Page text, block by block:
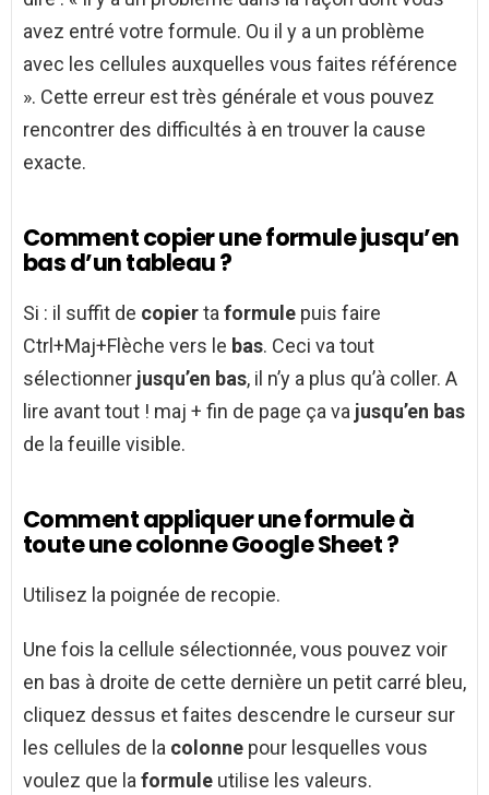
avez entré votre formule. Ou il y a un problème
avec les cellules auxquelles vous faites référence
». Cette erreur est très générale et vous pouvez
rencontrer des difficultés à en trouver la cause
exacte.
Comment copier une formule jusqu’en
bas d’un tableau ?
Si : il suffit de copierta formule puis faire
Ctrl+Maj+Flèche vers le bas. Ceci va tout
sélectionner jusqu’en bas, il n’y a plus qu’à coller. A
lire avant tout ! maj + fin de page ça va jusqu’en bas
de la feuille visible.
Comment appliquer une formule à
toute une colonne Google Sheet ?
Utilisez la poignée de recopie.
Une fois la cellule sélectionnée, vous pouvez voir
en bas à droite de cette dernière un petit carré bleu,
cliquez dessus et faites descendre le curseur sur
les cellules de la colonne pour lesquelles vous
voulez que la formule utilise les valeurs.